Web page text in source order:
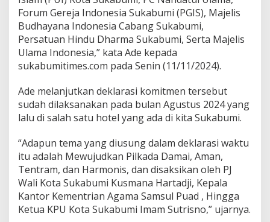
t
s
A
g
a
S
i
a
S
u
k
s
e
s
k
a
Forum Gereja Indonesia Sukabumi (PGIS), Majelis
Budhayana Indonesia Cabang Sukabumi,
Persatuan Hindu Dharma Sukabumi, Serta Majelis
Ulama Indonesia,” kata Ade kepada
sukabumitimes.com pada Senin (11/11/2024).
Ade melanjutkan deklarasi komitmen tersebut
sudah dilaksanakan pada bulan Agustus 2024 yang
lalu di salah satu hotel yang ada di kita Sukabumi.
“Adapun tema yang diusung dalam deklarasi waktu
itu adalah Mewujudkan Pilkada Damai, Aman,
Tentram, dan Harmonis, dan disaksikan oleh PJ
Wali Kota Sukabumi Kusmana Hartadji, Kepala
Kantor Kementrian Agama Samsul Puad , Hingga
Ketua KPU Kota Sukabumi Imam Sutrisno,” ujarnya.